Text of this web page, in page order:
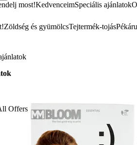
most!KedvenceimSpeciális ajánlatok
Zöldség és gyümölcsTejtermék-tojásPékáru
Offers